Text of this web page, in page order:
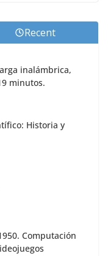
Recent
inalámbrica,
minutos.
Historia y
Computación